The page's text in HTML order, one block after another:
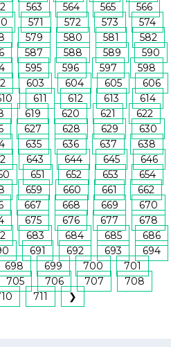
563 564 565
566
571 572 573
574
579 580 581
582
587 588 589
590
595 596 597
598
603 604 605
606
611 612 613
614
619 620 621
622
627 628 629
630
635 636 637
638
643 644 645
646
651 652 653
654
659 660 661
662
667 668 669
670
675 676 677
678
683 684 685
686
691 692 693
694
698 699 700
701
705 706 707
708
711 ❯